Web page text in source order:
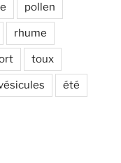
pollen
rhume
toux
été